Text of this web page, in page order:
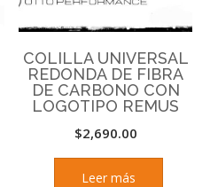
COLILLA UNIVERSAL
REDONDA DE FIBRA
DE CARBONO CON
LOGOTIPO REMUS
$2,690.00
Leer más